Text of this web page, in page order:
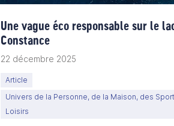
Une vague éco responsable sur le
Constance
22 décembre 2025
Article
Univers de la Personne, de la Maison, des
Loisirs